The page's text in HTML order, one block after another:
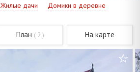
Жилые дачи Домики в деревне
План ( 2 ) На карте